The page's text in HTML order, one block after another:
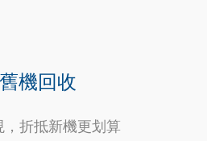
機回收
，折抵新機更划算